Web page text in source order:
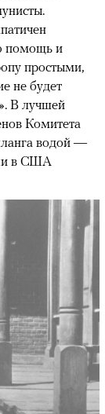
помощь и
простыми,
не будет
В лучшей
Комитета
водой —
в США